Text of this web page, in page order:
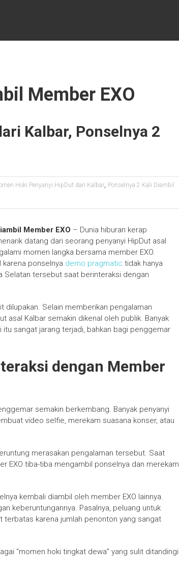
Member EXO
Kalbar, Ponselnya 2
Hoki Penyanyi HipDut dari Kalbar, Ponselnya 2 Kali Diambil
Member EXO – Dunia hiburan kerap
datang dari seorang penyanyi HipDut asal
momen langka bersama member EXO.
ponselnya demo pragmatic tidak hanya
Selatan tersebut saat berinteraksi dengan
Selain memberikan pengalaman
asal Kalbar semakin dikenal oleh publik. Banyak
sangat jarang terjadi, bahkan bagi penggemar
dengan Member
semakin berkembang. Banyak penyanyi
video selfie, merekam suasana konser, atau
merasakan pengalaman tersebut. Saat
EXO tiba-tiba mengambil ponselnya dan merekam
kembali diambil oleh member EXO lainnya.
keberuntungannya. Pasalnya, peluang untuk
terbatas karena jumlah penonton yang sangat
“momen hoki tingkat dewa” yang sulit ditandingi